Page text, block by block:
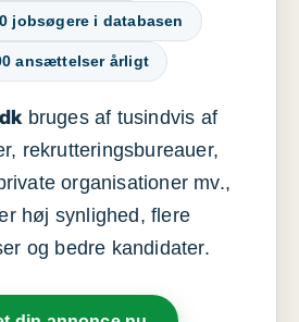
jobsøgere i databasen
ansættelser årligt
bruges af tusindvis af
rekrutteringsbureauer,
organisationer mv.,
høj synlighed, flere
og bedre kandidater.